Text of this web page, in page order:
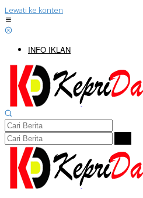
Lewati ke konten
INFO IKLAN